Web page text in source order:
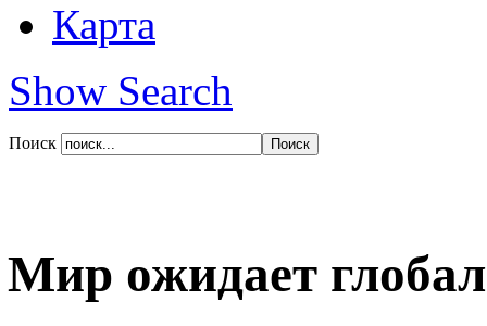
Карта
Show Search
Поиск
Мир ожидает